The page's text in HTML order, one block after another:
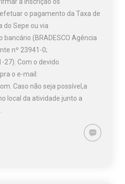
o pagamento da Taxa de
do Sepe ou via
(BRADESCO Agência
nº 23941-0;
27). Com o devido
o e-mail:
Caso não seja possível,a
local da atividade junto a